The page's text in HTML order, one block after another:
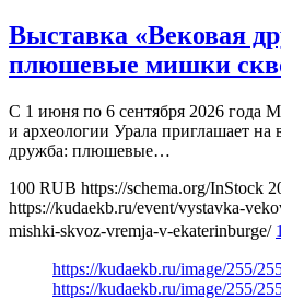
Выставка «Вековая
плюшевые мишки
С 1 июня по 6 сентября 2026 года
и археологии Урала приглашает на
дружба: плюшевые…
100 RUB https://schema.org/InStock
https://kudaekb.ru/event/vystavka-
mishki-skvoz-vremja-v-ekaterinburge/
https://kudaekb.ru/image/255/
https://kudaekb.ru/image/255/